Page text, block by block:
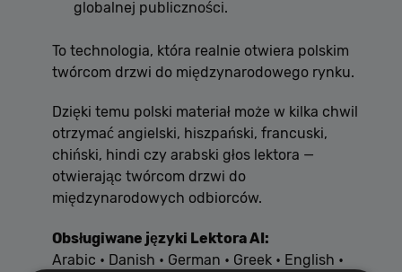
globalnej publiczności.
To technologia, która realnie otwiera polskim
twórcom drzwi do międzynarodowego rynku.
Dzięki temu polski materiał może w kilka chwil
otrzymać angielski, hiszpański, francuski,
chiński, hindi czy arabski głos lektora —
otwierając twórcom drzwi do
międzynarodowych odbiorców.
Obsługiwane języki Lektora AI:
Arabic • Danish • German • Greek • English •